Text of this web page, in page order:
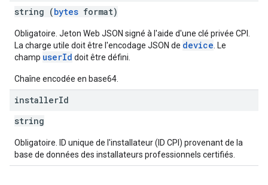
string (bytes format)
Obligatoire. Jeton Web JSON signé à l'aide d'une clé privée CPI.
La charge utile doit être l'encodage JSON de device . Le
champ userId doit être défini.
Chaîne encodée en base64.
installerId
string
Obligatoire. ID unique de l'installateur (ID CPI) provenant de la
base de données des installateurs professionnels certifiés.